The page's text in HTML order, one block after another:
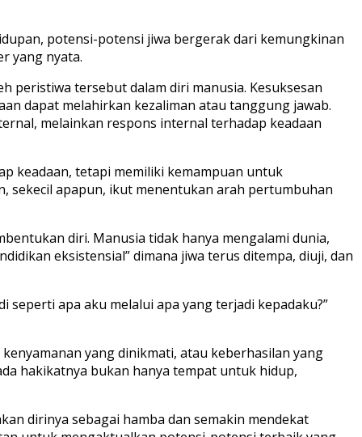
potensi-potensi jiwa bergerak dari kemungkinan
yang nyata.
peristiwa tersebut dalam diri manusia. Kesuksesan
dapat melahirkan kezaliman atau tanggung jawab.
melainkan respons internal terhadap keadaan
keadaan, tetapi memiliki kemampuan untuk
sekecil apapun, ikut menentukan arah pertumbuhan
diri. Manusia tidak hanya mengalami dunia,
eksistensial” dimana jiwa terus ditempa, diuji, dan
seperti apa aku melalui apa yang terjadi kepadaku?”
yang dinikmati, atau keberhasilan yang
hakikatnya bukan hanya tempat untuk hidup,
dirinya sebagai hamba dan semakin mendekat